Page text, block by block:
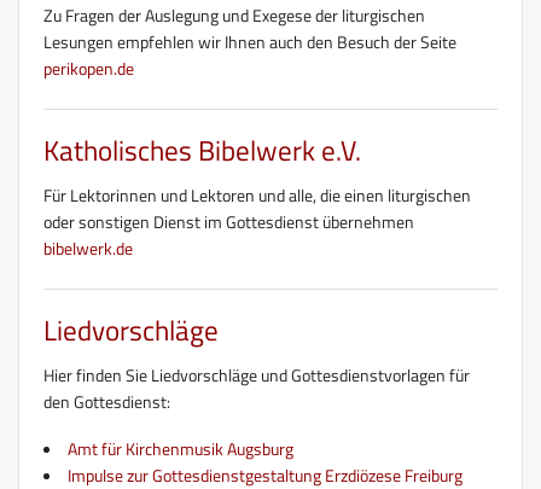
Zu Fragen der Auslegung und Exegese der liturgischen
Lesungen empfehlen wir Ihnen auch den Besuch der Seite
perikopen.de
Katholisches Bibelwerk e.V.
Für Lektorinnen und Lektoren und alle, die einen liturgischen
oder sonstigen Dienst im Gottesdienst übernehmen
bibelwerk.de
Liedvorschläge
Hier finden Sie Liedvorschläge und Gottesdienstvorlagen für
den Gottesdienst:
Amt für Kirchenmusik Augsburg
Impulse zur Gottesdienstgestaltung Erzdiözese Freiburg